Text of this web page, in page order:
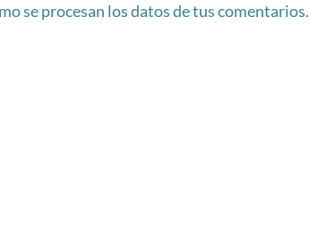
se procesan los datos de tus comentarios.